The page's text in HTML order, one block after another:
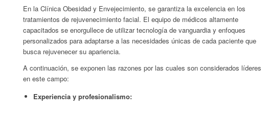
En la Clínica Obesidad y Envejecimiento, se garantiza la excelencia en los
tratamientos de rejuvenecimiento facial. El equipo de médicos altamente
capacitados se enorgullece de utilizar tecnología de vanguardia y enfoques
personalizados para adaptarse a las necesidades únicas de cada paciente que
busca rejuvenecer su apariencia.
A continuación, se exponen las razones por las cuales son considerados líderes
en este campo:
Experiencia y profesionalismo: